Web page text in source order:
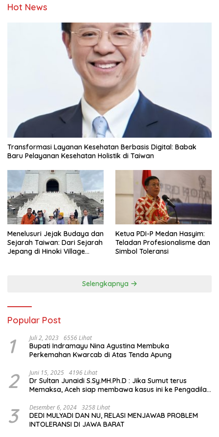
Hot News
Transformasi Layanan Kesehatan Berbasis Digital: Babak
Baru Pelayanan Kesehatan Holistik di Taiwan
Menelusuri Jejak Budaya dan
Sejarah Taiwan: Dari Sejarah
Jepang di Hinoki Village
Ketua PDI-P Medan Hasyim:
Teladan Profesionalisme dan
Simbol Toleransi
Selengkapnya
Popular Post
1 Juli 2, 2023 6556 Lihat
Bupati Indramayu Nina Agustina Membuka
Perkemahan Kwarcab di Atas Tenda Apung
2 Juni 15, 2025 4196 Lihat
Dr Sultan Junaidi S.Sy.MH.Ph.D : Jika Sumut terus
Memaksa, Aceh siap membawa kasus ini ke Pengadilan
3 Desember 6, 2024 3258 Lihat
DEDI MULYADI DAN NU, RELASI MENJAWAB PROBLEM
INTOLERANSI DI JAWA BARAT